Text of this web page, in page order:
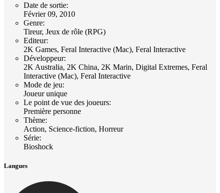
Date de sortie:
Février 09, 2010
Genre:
Tireur, Jeux de rôle (RPG)
Editeur:
2K Games, Feral Interactive (Mac), Feral Interactive
Développeur:
2K Australia, 2K China, 2K Marin, Digital Extremes, Feral
Interactive (Mac), Feral Interactive
Mode de jeu:
Joueur unique
Le point de vue des joueurs:
Première personne
Thème:
Action, Science-fiction, Horreur
Série:
Bioshock
Langues